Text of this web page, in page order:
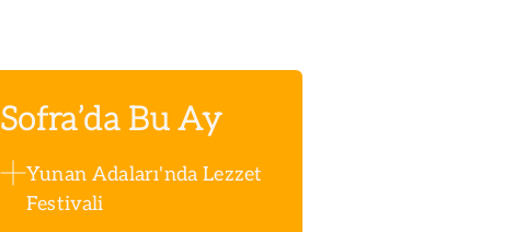
Sofra’da Bu Ay
Yunan Adaları'nda Lezzet
Festivali